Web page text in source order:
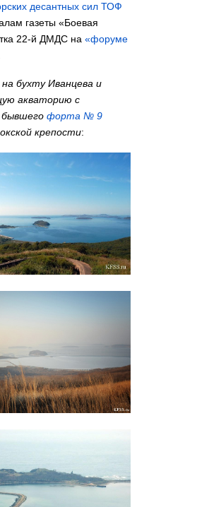
десантных сил ТОФ
газеты «Боевая
22-й ДМДС на «форуме
бухту Иванцева и
акваторию с
бывшего форта № 9
крепости: